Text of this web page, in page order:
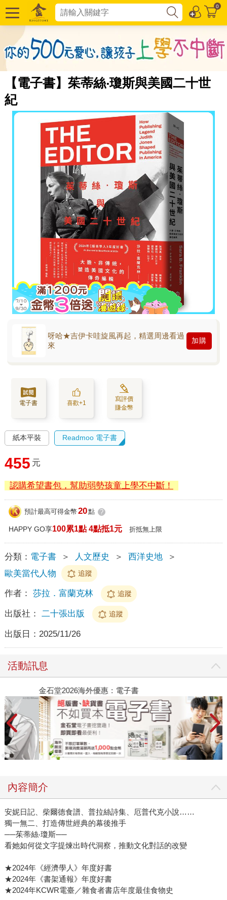
0
【電子書】茱蒂絲‧瓊斯與美國二十世
紀
呀哈★吉伊卡哇旋風再起，精選周邊看過
來
加購
電子書 喜歡+1
寫評價
賺金幣
紙本平裝 Readmoo 電子書
455 元
認購希望書包，幫助弱勢孩童上學不中斷！
預計最高可得金幣 20點 ?
HAPPY GO享100累1點 4點抵1元 折抵無上限
分類： 電子書 ＞ 人文歷史 ＞ 西洋史地
＞
歐美當代人物
追蹤
作者： 莎拉．富蘭克林 追蹤
出版社： 二十張出版 追蹤
出版日： 2025/11/26
活動訊息
金石堂2026海外優惠：電子書
內容簡介
安妮日記、柴爾德食譜、普拉絲詩集、厄普代克小說……
獨一無二、打造傳世經典的幕後推手
──茱蒂絲‧瓊斯──
看她如何從文字提煉出時代洞察，推動文化對話的改變
★2024年《經濟學人》年度好書
★2024年《書架通報》年度好書
★2024年KCWR電臺／雜食者書店年度最佳食物史